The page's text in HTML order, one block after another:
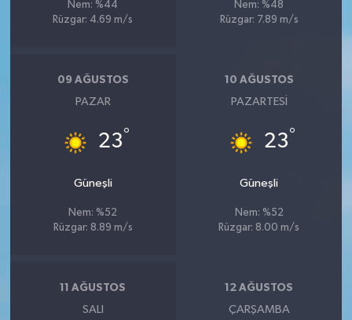
Nem: %44
Rüzgar: 4.69 m/s
Nem: %48
Rüzgar: 7.89 m/s
09 AĞUSTOS
PAZAR
23°
Güneşli
Nem: %52
Rüzgar: 8.89 m/s
10 AĞUSTOS
PAZARTESI
23°
Güneşli
Nem: %52
Rüzgar: 8.00 m/s
11 AĞUSTOS
SALI
12 AĞUSTOS
ÇARŞAMBA